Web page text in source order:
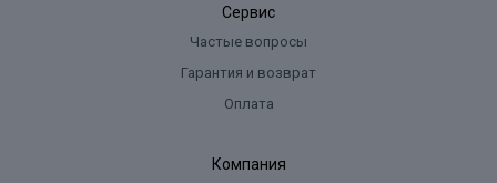
Сервис
Частые вопросы
Гарантия и возврат
Оплата
Компания